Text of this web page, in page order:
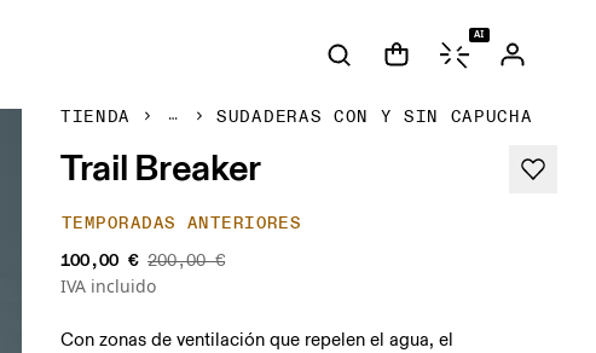
AI
TIENDA SUDADERAS CON Y SIN CAPUCHA
Trail Breaker
TEMPORADAS ANTERIORES
100,00 € 200,00 €
IVA incluido
Con zonas de ventilación que repelen el agua, el